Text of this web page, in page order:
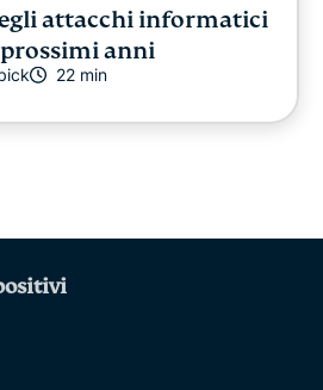
attacchi informatici
prossimi anni
22 min